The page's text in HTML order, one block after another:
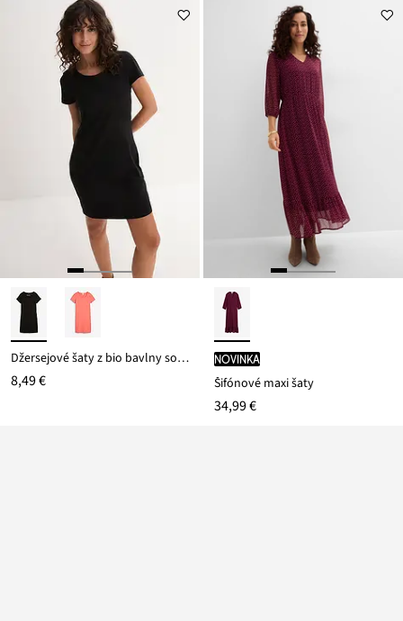
Džersejové šaty z bio bavlny so strečom
8,49 €
novinka
Šifónové maxi šaty
34,99 €